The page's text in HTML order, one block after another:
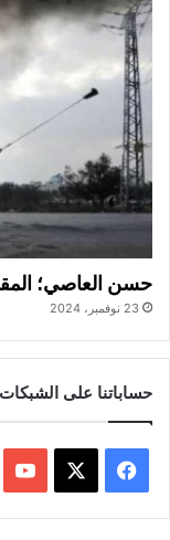
حسن العاصي؛
23 نوفمبر، 2024
حساباتنا على الشبكات
ي
X
Y